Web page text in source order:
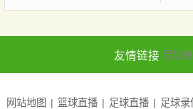
友情链接 足球
网站地图 篮球直播 足球直播 足球录